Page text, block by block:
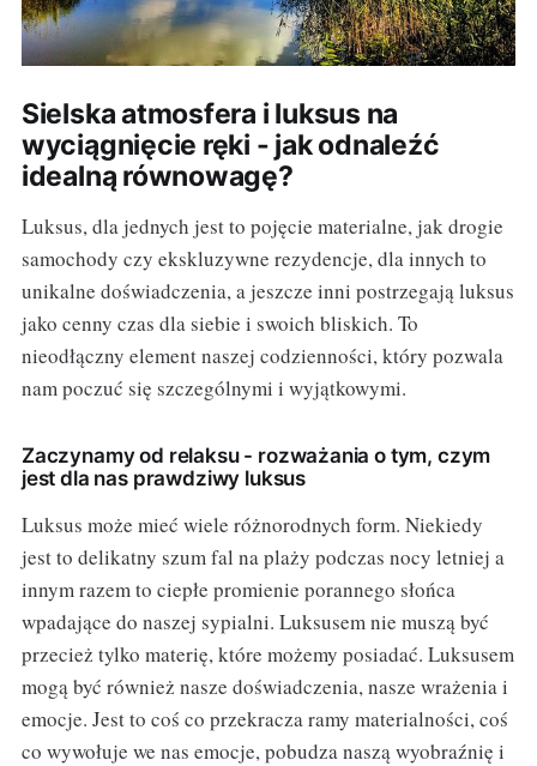
Sielska atmosfera i luksus na
wyciągnięcie ręki - jak odnaleźć
idealną równowagę?
Luksus, dla jednych jest to pojęcie materialne, jak drogie
samochody czy ekskluzywne rezydencje, dla innych to
unikalne doświadczenia, a jeszcze inni postrzegają luksus
jako cenny czas dla siebie i swoich bliskich. To
nieodłączny element naszej codzienności, który pozwala
nam poczuć się szczególnymi i wyjątkowymi.
Zaczynamy od relaksu - rozważania o tym, czym
jest dla nas prawdziwy luksus
Luksus może mieć wiele różnorodnych form. Niekiedy
jest to delikatny szum fal na plaży podczas nocy letniej a
innym razem to ciepłe promienie porannego słońca
wpadające do naszej sypialni. Luksusem nie muszą być
przecież tylko materię, które możemy posiadać. Luksusem
mogą być również nasze doświadczenia, nasze wrażenia i
emocje. Jest to coś co przekracza ramy materialności, coś
co wywołuje we nas emocje, pobudza naszą wyobraźnię i